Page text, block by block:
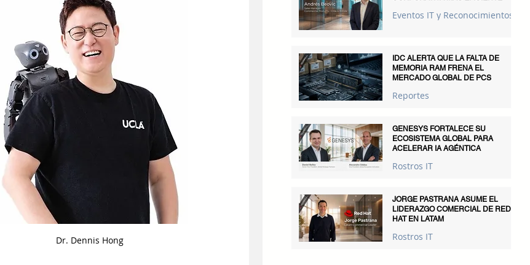
Dr. Dennis Hong
Eventos IT y Reconocimientos
IDC ALERTA QUE LA FALTA DE
MEMORIA RAM FRENA EL
MERCADO GLOBAL DE PCS
Reportes
GENESYS FORTALECE SU
ECOSISTEMA GLOBAL PARA
ACELERAR IA AGÉNTICA
Rostros IT
JORGE PASTRANA ASUME EL
LIDERAZGO COMERCIAL DE RED
HAT EN LATAM
Rostros IT